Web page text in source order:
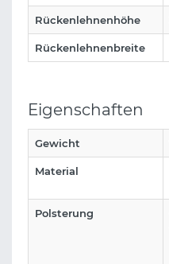
Rückenlehnenhöhe
Rückenlehnenbreite
Eigenschaften
Gewicht
Material
Polsterung